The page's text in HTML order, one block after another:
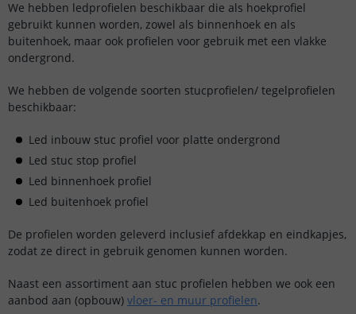
We hebben ledprofielen beschikbaar die als hoekprofiel
gebruikt kunnen worden, zowel als binnenhoek en als
buitenhoek, maar ook profielen voor gebruik met een vlakke
ondergrond.
We hebben de volgende soorten stucprofielen/ tegelprofielen
beschikbaar:
Led inbouw stuc profiel voor platte ondergrond
Led stuc stop profiel
Led binnenhoek profiel
Led buitenhoek profiel
De profielen worden geleverd inclusief afdekkap en eindkapjes,
zodat ze direct in gebruik genomen kunnen worden.
Naast een assortiment aan stuc profielen hebben we ook een
aanbod aan (opbouw) vloer- en muur profielen.